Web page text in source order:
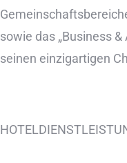
sowie das „Business
seinen einzigartigen